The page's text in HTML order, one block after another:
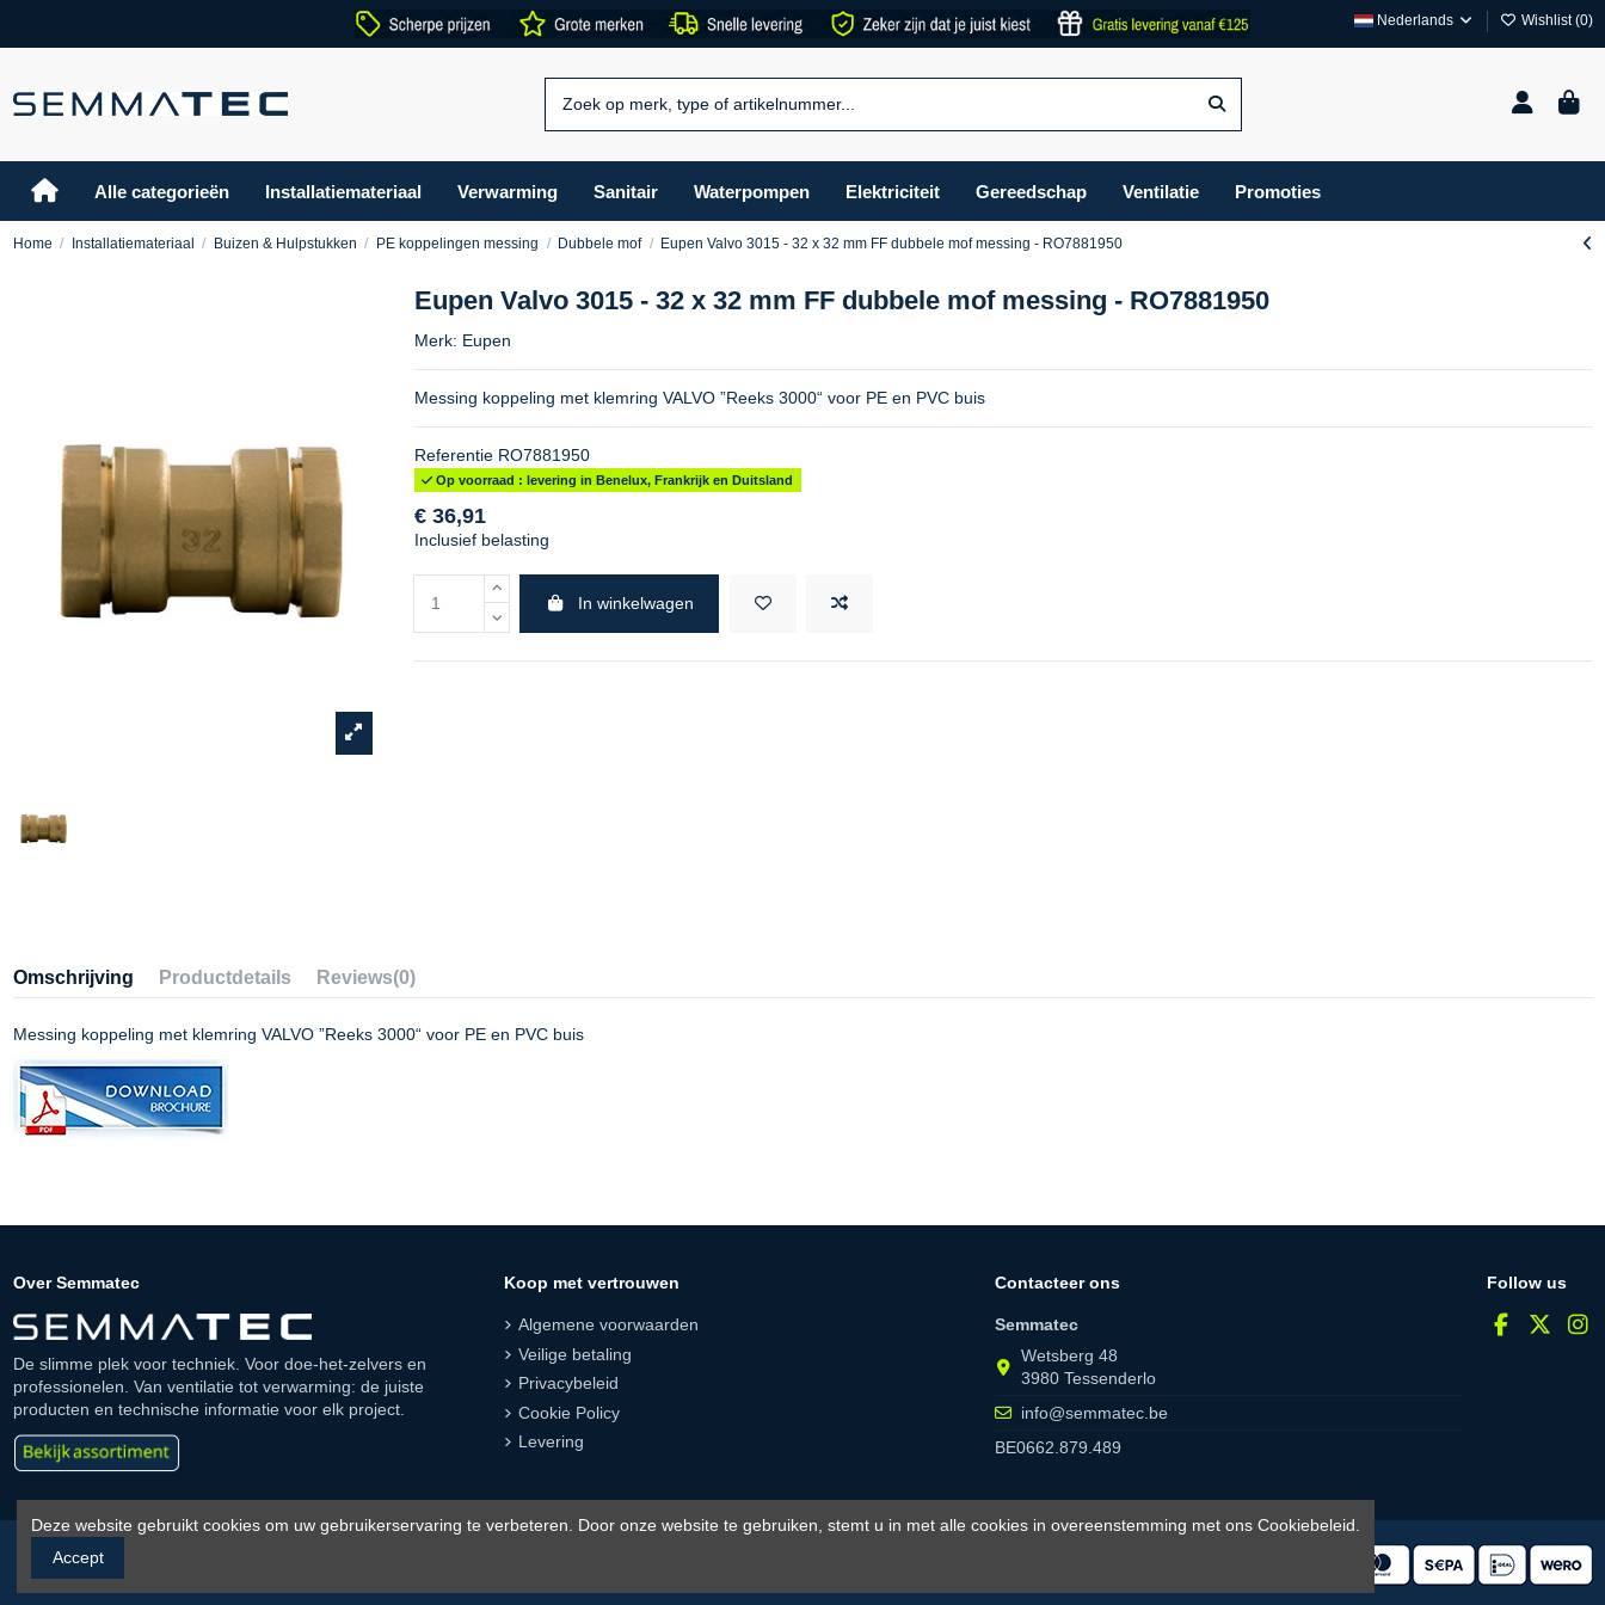
Nederlands Wishlist (0)
Alle categorieën Installatiemateriaal Verwarming Sanitair Waterpompen Elektriciteit Gereedschap Ventilatie Promoties
Home Installatiemateriaal Buizen & Hulpstukken PE koppelingen messing Dubbele mof Eupen Valvo 3015 - 32 x 32 mm FF dubbele mof messing - RO7881950
Eupen Valvo 3015 - 32 x 32 mm FF dubbele mof messing - RO7881950
Merk: Eupen
Messing koppeling met klemring VALVO ”Reeks 3000“ voor PE en PVC buis
Referentie RO7881950
Op voorraad : levering in Benelux, Frankrijk en Duitsland
€ 36,91
Inclusief belasting
In winkelwagen
Omschrijving Productdetails Reviews(0)
Messing koppeling met klemring VALVO ”Reeks 3000“ voor PE en PVC buis
Over Semmatec
De slimme plek voor techniek. Voor doe-het-zelvers en
professionelen. Van ventilatie tot verwarming: de juiste
producten en technische informatie voor elk project.
Koop met vertrouwen
Algemene voorwaarden
Veilige betaling
Privacybeleid
Cookie Policy
Levering
Contacteer ons
Semmatec
Wetsberg 48
3980 Tessenderlo
info@semmatec.be
BE0662.879.489
Follow us
Deze website gebruikt cookies om uw gebruikerservaring te verbeteren. Door onze website te gebruiken, stemt u in met alle cookies in overeenstemming met ons Cookiebeleid.
Accept